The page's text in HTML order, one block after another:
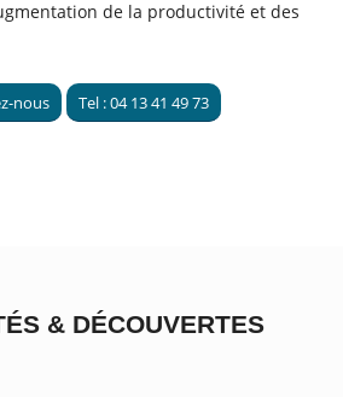
de la productivité et des
nous Tel : 04 13 41 49 73
& DÉCOUVERTES